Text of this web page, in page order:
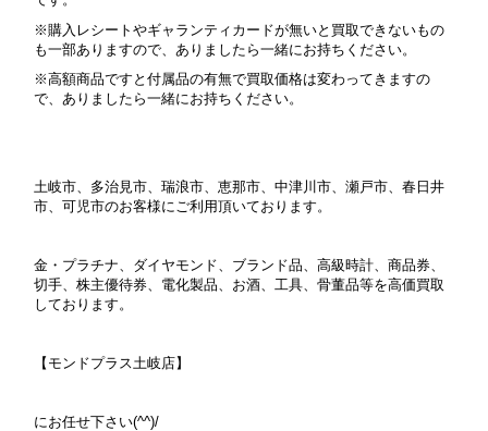
※購入レシートやギャランティカードが無いと買取できないもの
も一部ありますので、ありましたら一緒にお持ちください。
※高額商品ですと付属品の有無で買取価格は変わってきますの
で、ありましたら一緒にお持ちください。
土岐市、多治見市、瑞浪市、恵那市、中津川市、瀬戸市、春日井
市、可児市のお客様にご利用頂いております。
金・プラチナ、ダイヤモンド、ブランド品、高級時計、商品券、
切手、株主優待券、電化製品、お酒、工具、骨董品等を高価買取
しております。
【モンドプラス土岐店】
にお任せ下さい(^^)/